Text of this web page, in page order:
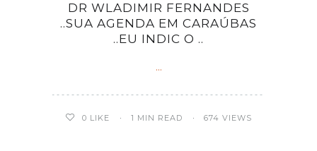
DR WLADIMIR FERNANDES
..SUA AGENDA EM CARAÚBAS
..EU INDIC O ..
...
0 LIKE 1 MIN READ 674 VIEWS